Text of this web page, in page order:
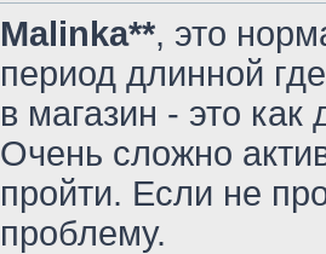
Malinka**, это
период длинной
в магазин - это
Очень сложно
пройти. Если не
проблему.